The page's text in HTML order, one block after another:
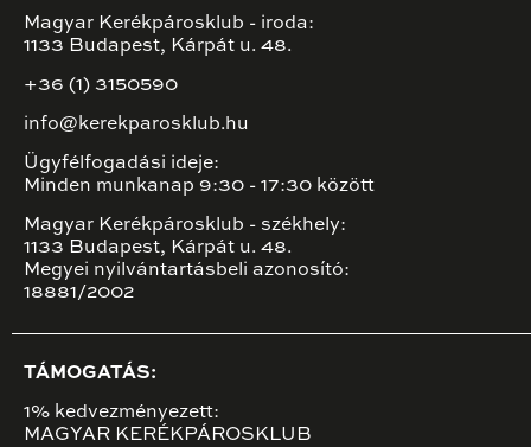
Magyar Kerékpárosklub - iroda:
1133 Budapest, Kárpát u. 48.
+36 (1) 3150590
info@kerekparosklub.hu
Ügyfélfogadási ideje:
Minden munkanap 9:30 - 17:30 között
Magyar Kerékpárosklub - székhely:
1133 Budapest, Kárpát u. 48.
Megyei nyilvántartásbeli azonosító:
18881/2002
TÁMOGATÁS:
1% kedvezményezett:
MAGYAR KERÉKPÁROSKLUB